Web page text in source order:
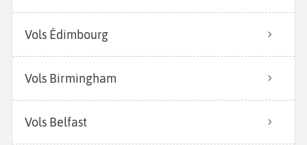
Vols Édimbourg
Vols Birmingham
Vols Belfast